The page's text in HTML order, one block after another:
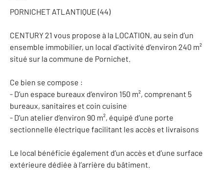
PORNICHET ATLANTIQUE (44)
CENTURY 21 vous propose à la LOCATION, au sein d’un
ensemble immobilier, un local d’activité d’environ 240 m²
situé sur la commune de Pornichet.
Ce bien se compose :
- D’un espace bureaux d’environ 150 m², comprenant 5
bureaux, sanitaires et coin cuisine
- D’un atelier d’environ 90 m², équipé d’une porte
sectionnelle électrique facilitant les accès et livraisons
Le local bénéficie également d’un accès et d’une surface
extérieure dédiée à l’arrière du bâtiment.